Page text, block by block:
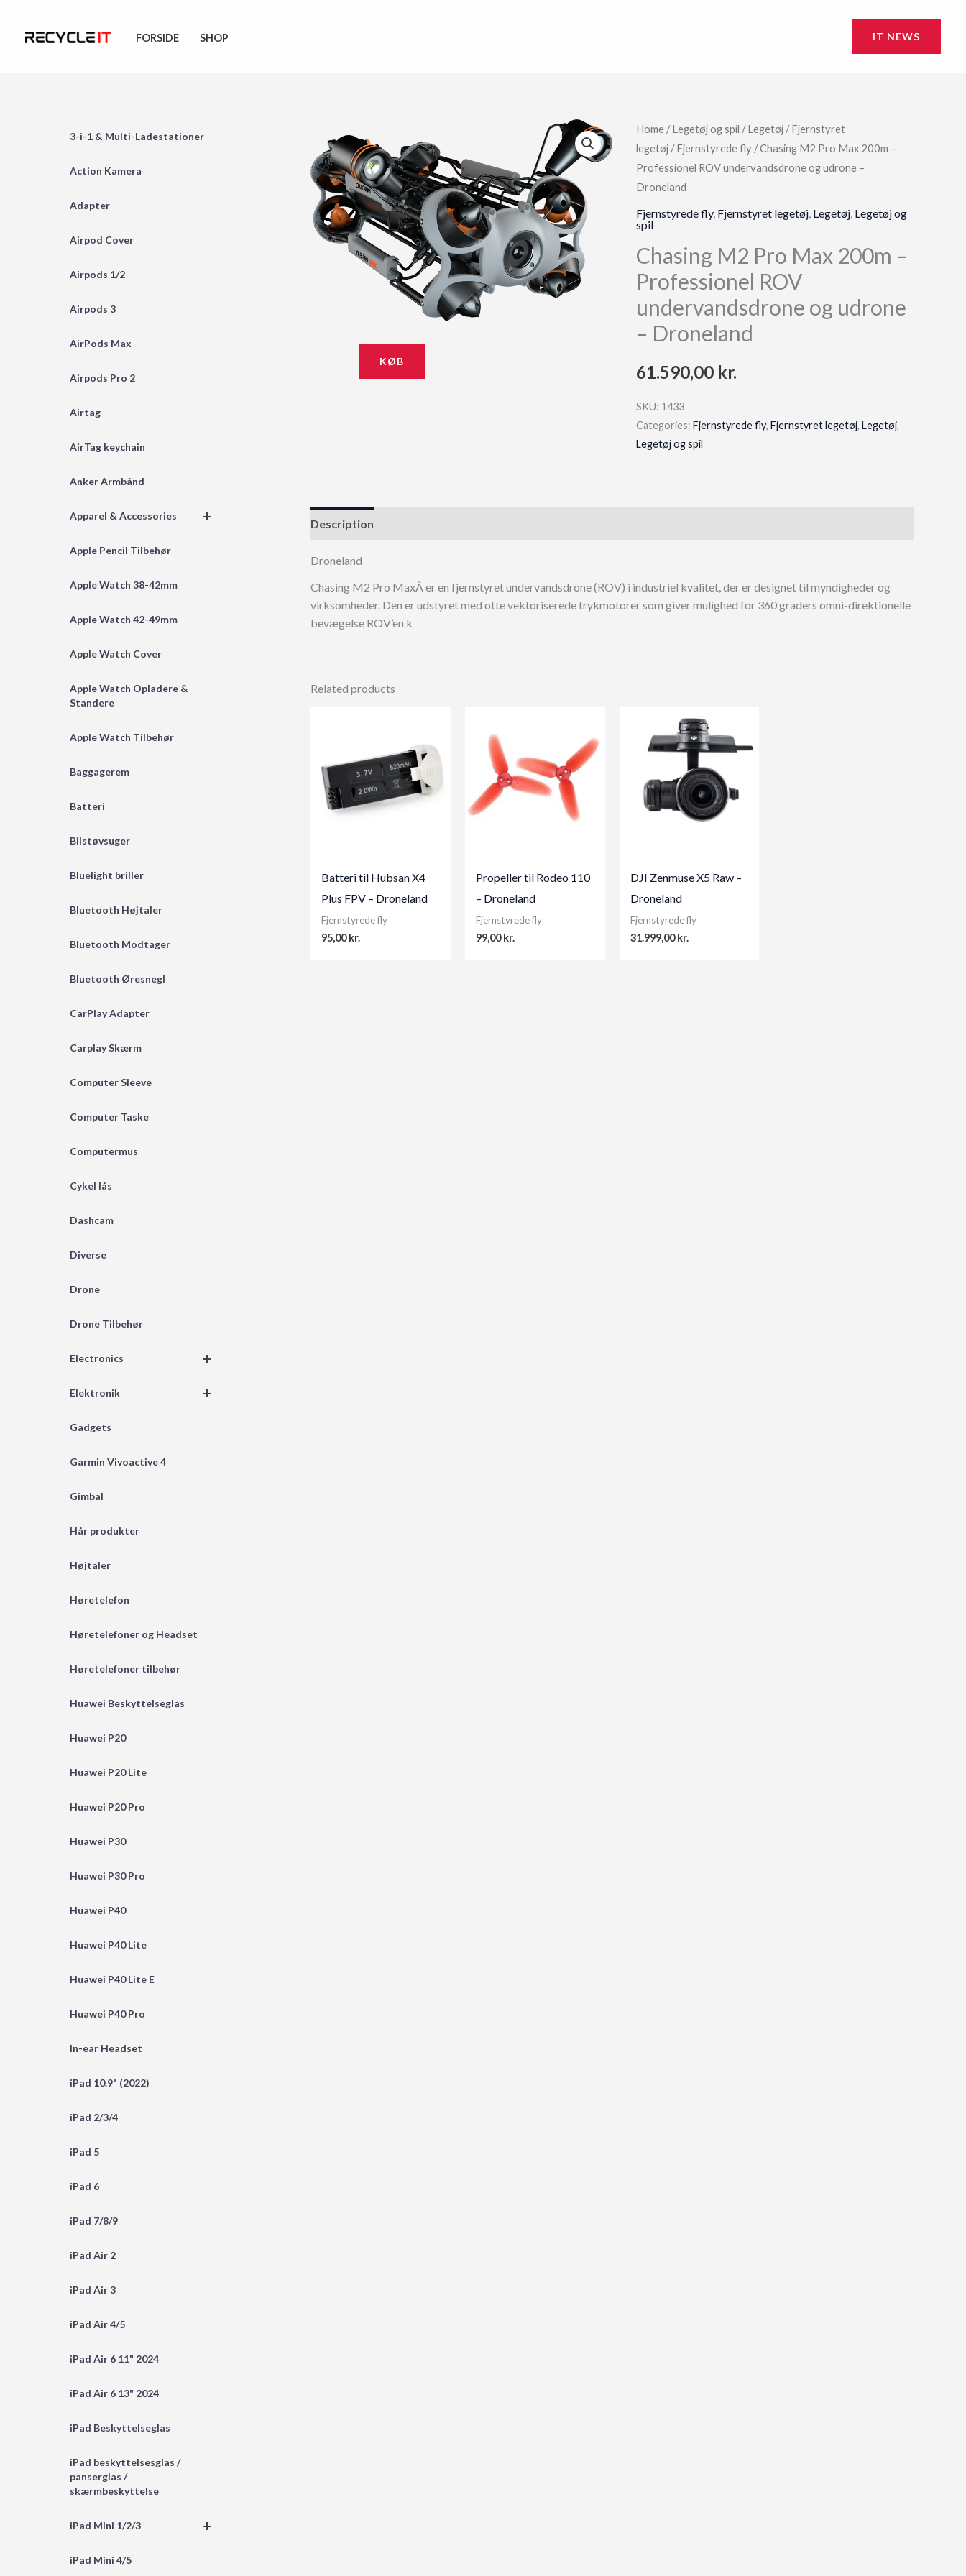
FORSIDE SHOP IT NEWS
3-i-1 & Multi-Ladestationer
Action Kamera
Adapter
Airpod Cover
Airpods 1/2
Airpods 3
AirPods Max
Airpods Pro 2
Airtag
AirTag keychain
Anker Armbånd
+
Apparel & Accessories
Apple Pencil Tilbehør
Apple Watch 38-42mm
Apple Watch 42-49mm
Apple Watch Cover
Apple Watch Opladere &
Standere
Apple Watch Tilbehør
Baggagerem
Batteri
Bilstøvsuger
Bluelight briller
Bluetooth Højtaler
Bluetooth Modtager
Bluetooth Øresnegl
CarPlay Adapter
Carplay Skærm
Computer Sleeve
Computer Taske
Computermus
Cykel lås
Dashcam
Diverse
Drone
Drone Tilbehør
+
Electronics
+
Elektronik
Gadgets
Garmin Vivoactive 4
Gimbal
Hår produkter
Højtaler
Høretelefon
Høretelefoner og Headset
Høretelefoner tilbehør
Huawei Beskyttelseglas
Huawei P20
Huawei P20 Lite
Huawei P20 Pro
Huawei P30
Huawei P30 Pro
Huawei P40
Huawei P40 Lite
Huawei P40 Lite E
Huawei P40 Pro
In-ear Headset
iPad 10.9" (2022)
iPad 2/3/4
iPad 5
iPad 6
iPad 7/8/9
iPad Air 2
iPad Air 3
iPad Air 4/5
iPad Air 6 11" 2024
iPad Air 6 13" 2024
iPad Beskyttelseglas
iPad beskyttelsesglas /
panserglas /
skærmbeskyttelse
+
iPad Mini 1/2/3
iPad Mini 4/5
Home /Legetøj og spil /Legetøj /Fjernstyret
legetøj /Fjernstyrede fly / Chasing M2 Pro Max 200m –
Professionel ROV undervandsdrone og udrone –
Droneland
Fjernstyrede fly, Fjernstyret legetøj Legetøj Legetøj og
spil
Chasing M2 Pro Max 200m –
Professionel ROV
undervandsdrone og udrone
– Droneland
61.590,00 kr.
SKU: 1433
Categories:Fjernstyrede fly,Fjernstyret legetøj,Legetøj,
Legetøj og spil
KØB
Description
Droneland
Chasing M2 Pro MaxÂ er en fjernstyret undervandsdrone (ROV) i industriel kvalitet, der er designet til myndigheder og
virksomheder. Den er udstyret med otte vektoriserede trykmotorer som giver mulighed for 360 graders omni-direktionelle
bevægelse ROV’en k
Related products
Batteri til Hubsan X4
Plus FPV – Droneland
Fjernstyrede fly
95,00kr.
Propeller til Rodeo 110
– Droneland
Fjernstyrede fly
99,00kr.
DJI Zenmuse X5 Raw –
Droneland
Fjernstyrede fly
31.999,00kr.